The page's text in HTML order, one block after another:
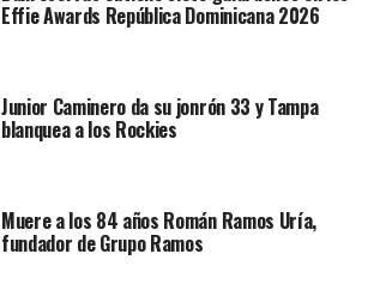
Effie Awards República Dominicana 2026
Junior Caminero da su jonrón 33 y Tampa
blanquea a los Rockies
Muere a los 84 años Román Ramos Uría,
fundador de Grupo Ramos